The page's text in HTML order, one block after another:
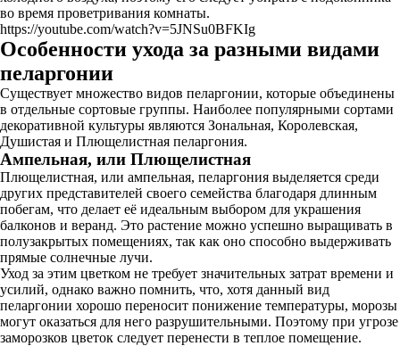
во время проветривания комнаты.
https://youtube.com/watch?v=5JNSu0BFKIg
Особенности ухода за разными видами
пеларгонии
Существует множество видов пеларгонии, которые объединены
в отдельные сортовые группы. Наиболее популярными сортами
декоративной культуры являются Зональная, Королевская,
Душистая и Плющелистная пеларгония.
Ампельная, или Плющелистная
Плющелистная, или ампельная, пеларгония выделяется среди
других представителей своего семейства благодаря длинным
побегам, что делает её идеальным выбором для украшения
балконов и веранд. Это растение можно успешно выращивать в
полузакрытых помещениях, так как оно способно выдерживать
прямые солнечные лучи.
Уход за этим цветком не требует значительных затрат времени и
усилий, однако важно помнить, что, хотя данный вид
пеларгонии хорошо переносит понижение температуры, морозы
могут оказаться для него разрушительными. Поэтому при угрозе
заморозков цветок следует перенести в теплое помещение.